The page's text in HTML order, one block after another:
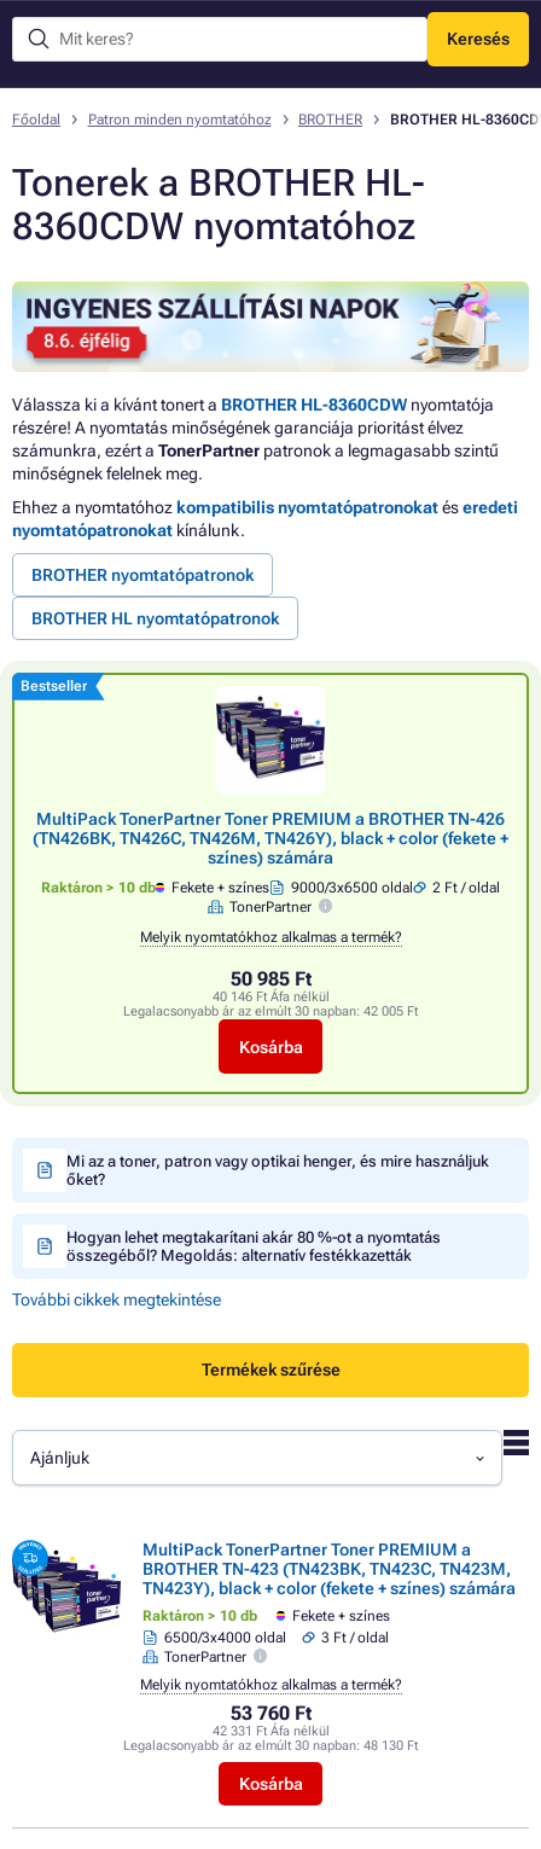
Keresés
Menü
Főoldal Patron minden nyomtatóhoz BROTHER BROTHER HL-
Tonerek a BROTHER HL-
8360CDW nyomtatóhoz
Válassza ki a kívánt tonert a BROTHER HL-8360CDW nyomtatója
részére! A nyomtatás minőségének garanciája prioritást élvez
számunkra, ezért a TonerPartner patronok a legmagasabb szintű
minőségnek felelnek meg.
Ehhez a nyomtatóhoz kompatibilis nyomtatópatronokatéseredeti
nyomtatópatronokat kínálunk.
BROTHER nyomtatópatronok
BROTHER HL nyomtatópatronok
Bestseller
MultiPack TonerPartner Toner PREMIUM a BROTHER TN-426
(TN426BK, TN426C, TN426M, TN426Y), black + color (fekete +
színes) számára
Raktáron > 10 db Fekete + színes 9000/3x6500 oldal
2 Ft / oldal
TonerPartner
Melyik nyomtatókhoz alkalmas a termék?
50 985 Ft
40 146 Ft Áfa nélkül
Legalacsonyabb ár az elmúlt 30 napban: 42 005 Ft
Kosárba
Mi az a toner, patron vagy optikai henger, és mire használjuk
őket?
Hogyan lehet megtakarítani akár 80 %-ot a nyomtatás
összegéből? Megoldás: alternatív festékkazetták
További cikkek megtekintése
Termékek szűrése
Ajánljuk
MultiPack TonerPartner Toner PREMIUM a
BROTHER TN-423 (TN423BK, TN423C, TN423M,
TN423Y), black + color (fekete + színes) számára
Raktáron > 10 db
Fekete + színes
6500/3x4000 oldal
3 Ft / oldal
TonerPartner
53 760 Ft
42 331 Ft Áfa nélkül
Legalacsonyabb ár az elmúlt 30 napban: 48 130 Ft
Kosárba
Melyik nyomtatókhoz alkalmas a termék?